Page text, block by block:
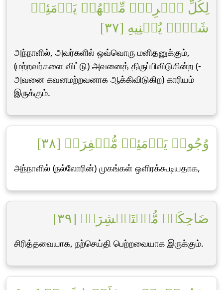
لِكُلِّ ٱمۡرِيٕٖ مِّنۡهُمۡ يَوۡمَئِذٖ
شَأۡنٞ يُغۡنِيهِ [٣٧]
அந்நாளில், அவர்களில் ஒவ்வொரு மனிதனுக்கும்,
(மற்றவர்களை விட்டு) அவனைத் திருப்பிவிடுகின்ற (-
அவனை கவனமற்றவனாக ஆக்கிவிடுகிற) காரியம்
இருக்கும்.
وُجُوهٞ يَوۡمَئِذٖ مُّسۡفِرَةٞ [٣٨]
அந்நாளில் (நல்லோரின்) முகங்கள் ஒளிரக்கூடியதாக,
ضَاحِكَةٞ مُّسۡتَبۡشِرَةٞ [٣٩]
சிரித்தவையாக, நற்செய்தி பெற்றவையாக இருக்கும்.